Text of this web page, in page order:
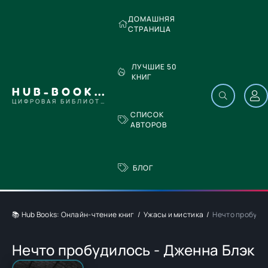
HUB-BOOKS.COM
ЦИФРОВАЯ БИБЛИОТЕКА
ДОМАШНЯЯ
СТРАНИЦА
ЛУЧШИЕ 50
КНИГ
СПИСОК
АВТОРОВ
БЛОГ
📚 Hub Books: Онлайн-чтение книг Ужасы и мистика Нечто
Нечто пробудилось - Дженна Блэк